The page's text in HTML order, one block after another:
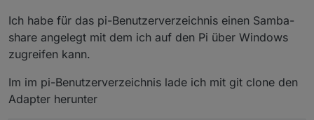
Ich habe für das pi-Benutzerverzeichnis einen Samba-
share angelegt mit dem ich auf den Pi über Windows
zugreifen kann.
Im im pi-Benutzerverzeichnis lade ich mit git clone den
Adapter herunter